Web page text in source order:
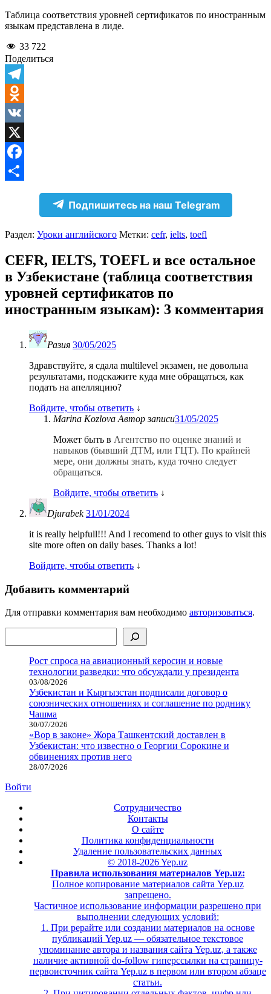
Таблица соответствия уровней сертификатов по иностранным
языкам представлена в лиде.
33 722
Поделиться
Telegram
Odnoklassniki
VK
X
Facebook
Подпишитесь на наш Telegram
Раздел: Уроки английского Метки: cefr, ielts, toefl
CEFR, IELTS, TOEFL и все остальное
в Узбекистане (таблица соответствия
уровней сертификатов по
иностранным языкам): 3 комментария
Разия 30/05/2025
Здравствуйте, я сдала multilevel экзамен, не довольна
результатами, подскажите куда мне обращаться, как
подать на апелляцию?
Войдите, чтобы ответить ↓
Marina Kozlova Автор записи31/05/2025
Может быть в Агентство по оценке знаний и
навыков (бывший ДТМ, или ГЦТ). По крайней
мере, они должны знать, куда точно следует
обращаться.
Войдите, чтобы ответить ↓
Djurabek31/01/2024
it is really helpfull!!! And I recomend to other guys to visit this
site more often on daily bases. Thanks a lot!
Войдите, чтобы ответить ↓
Добавить комментарий
Для отправки комментария вам необходимо авторизоваться.
Рост спроса на авиационный керосин и новые
технологии разведки: что обсуждали у президента
03/08/2026
Узбекистан и Кыргызстан подписали договор о
союзнических отношениях и соглашение по роднику
Чашма
30/07/2026
«Вор в законе» Жора Ташкентский доставлен в
Узбекистан: что известно о Георгии Сорокине и
обвинениях против него
28/07/2026
Войти
Сотрудничество
Контакты
О сайте
Политика конфиденциальности
Удаление пользовательских данных
© 2018-2026 Yep.uz
Правила использования материалов Yep.uz:
Полное копирование материалов сайта Yep.uz
запрещено.
Частичное использование информации разрешено при
выполнении следующих условий:
1. При рерайте или создании материалов на основе
публикаций Yep.uz — обязательное текстовое
упоминание автора и названия сайта Yep.uz, а также
наличие активной do-follow гиперссылки на страницу-
первоисточник сайта Yep.uz в первом или втором абзаце
статьи.